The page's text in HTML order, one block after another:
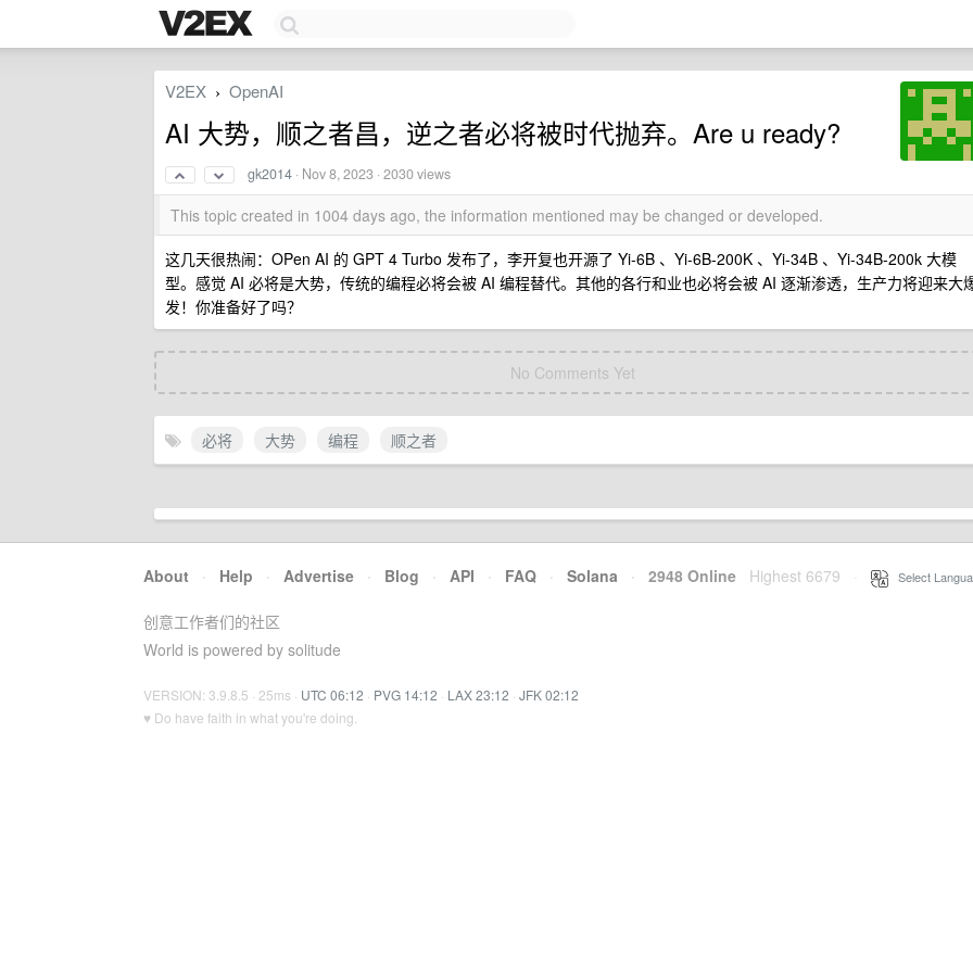
V2EX › OpenAI
AI 大势，顺之者昌，逆之者必将被时代抛弃。Are u ready?
gk2014 · Nov 8, 2023 · 2030 views
This topic created in 1004 days ago, the information mentioned may be changed or developed.
这几天很热闹：OPen AI 的 GPT 4 Turbo 发布了，李开复也开源了 Yi-6B 、Yi-6B-200K 、Yi-34B 、Yi-34B-200k 大模
型。感觉 AI 必将是大势，传统的编程必将会被 AI 编程替代。其他的各行和业也必将会被 AI 逐渐渗透，生产力将迎来大
发！你准备好了吗？
No Comments Yet
必将 大势 编程 顺之者
About · Help · Advertise · Blog · API · FAQ · Solana · 2948 Online Highest 6679 Select
创意工作者们的社区
World is powered by solitude
VERSION: 3.9.8.5 · 25ms · UTC 06:12 · PVG 14:12 · LAX 23:12 · JFK 02:12
♥ Do have faith in what you're doing.